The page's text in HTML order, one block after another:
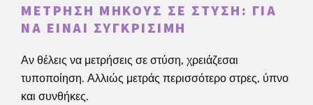
ΜΈΤΡΗΣΗ ΜΉΚΟΥΣ ΣΕ ΣΤΎΣΗ: ΓΙΑ
ΝΑ ΕΊΝΑΙ ΣΥΓΚΡΊΣΙΜΗ
Αν θέλεις να μετρήσεις σε στύση, χρειάζεσαι
τυποποίηση. Αλλιώς μετράς περισσότερο στρες, ύπνο
και συνθήκες.